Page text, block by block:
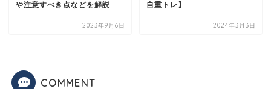
や注意すべき点などを解説
2023年9月6日
自重トレ】
2024年3月3日
COMMENT